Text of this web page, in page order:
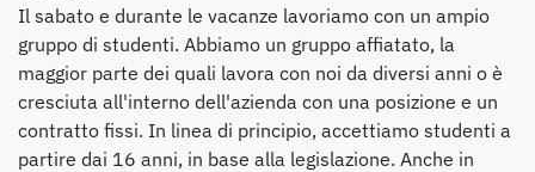
Il sabato e durante le vacanze lavoriamo con un ampio
gruppo di studenti. Abbiamo un gruppo affiatato, la
maggior parte dei quali lavora con noi da diversi anni o è
cresciuta all'interno dell'azienda con una posizione e un
contratto fissi. In linea di principio, accettiamo studenti a
partire dai 16 anni, in base alla legislazione. Anche in